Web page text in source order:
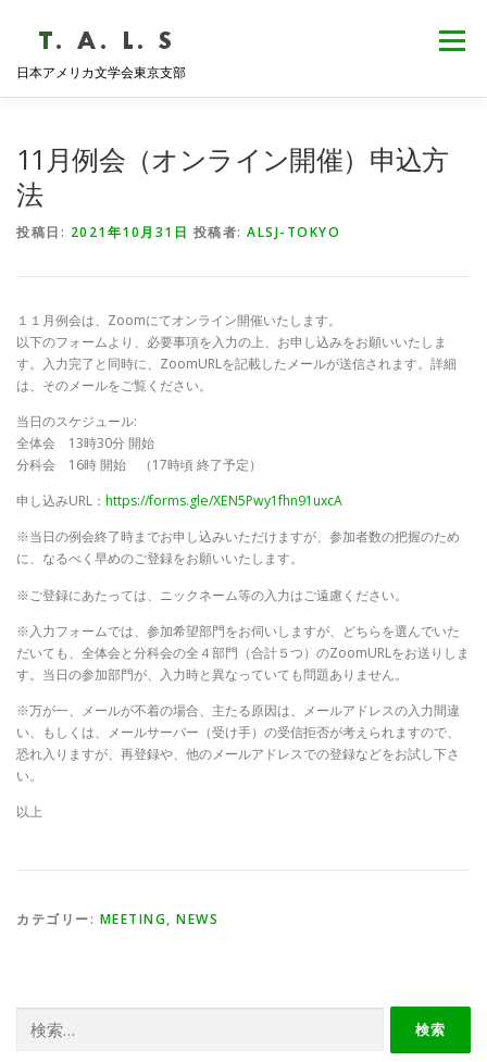
ツ
日本アメリカ文学会東京支部
メニュー
11月例会（オンライン開催）申込方
法
投稿日: 2021年10月31日 投稿者: ALSJ-TOKYO
１１月例会は、Zoomにてオンライン開催いたします。
以下のフォームより、必要事項を入力の上、お申し込みをお願いいたしま
す。入力完了と同時に、ZoomURLを記載したメールが送信されます。詳細
は、そのメールをご覧ください。
当日のスケジュール:
全体会 13時30分 開始
分科会 16時 開始 （17時頃 終了予定）
申し込みURL： https://forms.gle/XEN5Pwy1fhn91uxcA
※当日の例会終了時までお申し込みいただけますが、参加者数の把握のため
に、なるべく早めのご登録をお願いいたします。
※ご登録にあたっては、ニックネーム等の入力はご遠慮ください。
※入力フォームでは、参加希望部門をお伺いしますが、どちらを選んでいた
だいても、全体会と分科会の全４部門（合計５つ）のZoomURLをお送りしま
す。当日の参加部門が、入力時と異なっていても問題ありません。
※万が一、メールが不着の場合、主たる原因は、メールアドレスの入力間違
い、もしくは、メールサーバー（受け手）の受信拒否が考えられますので、
恐れ入りますが、再登録や、他のメールアドレスでの登録などをお試し下さ
い。
以上
カテゴリー: MEETING, NEWS
索: